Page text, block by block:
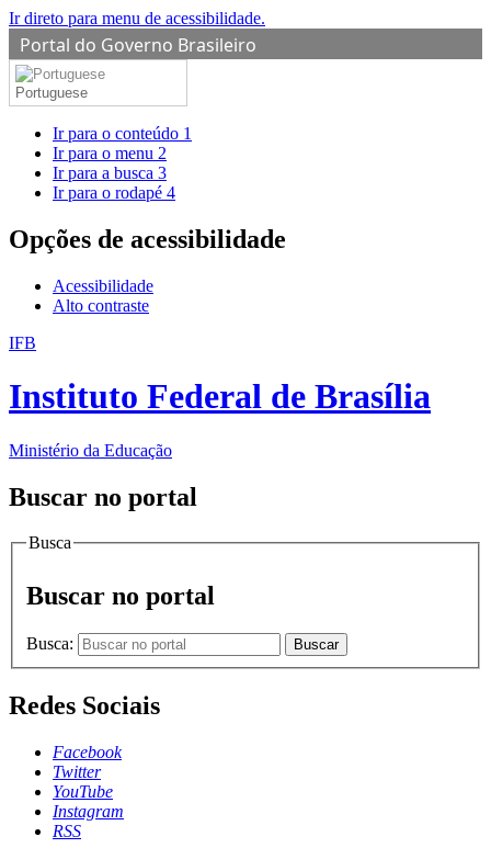
Ir direto para menu de acessibilidade.
Portal do Governo Brasileiro
Portuguese
Ir para o conteúdo 1
Ir para o menu 2
Ir para a busca 3
Ir para o rodapé 4
Opções de acessibilidade
Acessibilidade
Alto contraste
IFB
Instituto Federal de Brasília
Ministério da Educação
Buscar no portal
Busca
Buscar no portal
Busca: Buscar
Redes Sociais
Facebook
Twitter
YouTube
Instagram
RSS